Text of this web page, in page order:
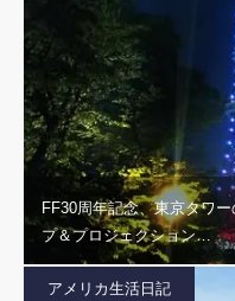
FF30周年記念、東京タワ
プ＆プロジェクション…
アメリカ生活日記